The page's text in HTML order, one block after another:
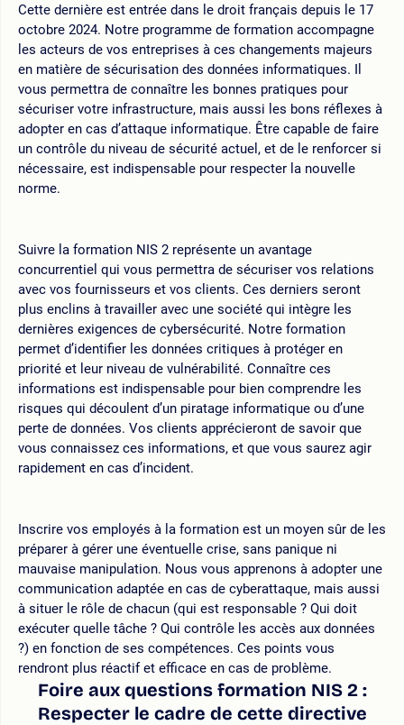
Cette dernière est entrée dans le droit français depuis le 17
octobre 2024. Notre programme de formation accompagne
les acteurs de vos entreprises à ces changements majeurs
en matière de sécurisation des données informatiques. Il
vous permettra de connaître les bonnes pratiques pour
sécuriser votre infrastructure, mais aussi les bons réflexes à
adopter en cas d’attaque informatique. Être capable de faire
un contrôle du niveau de sécurité actuel, et de le renforcer si
nécessaire, est indispensable pour respecter la nouvelle
norme.
Suivre la formation NIS 2 représente un avantage
concurrentiel qui vous permettra de sécuriser vos relations
avec vos fournisseurs et vos clients. Ces derniers seront
plus enclins à travailler avec une société qui intègre les
dernières exigences de cybersécurité. Notre formation
permet d’identifier les données critiques à protéger en
priorité et leur niveau de vulnérabilité. Connaître ces
informations est indispensable pour bien comprendre les
risques qui découlent d’un piratage informatique ou d’une
perte de données. Vos clients apprécieront de savoir que
vous connaissez ces informations, et que vous saurez agir
rapidement en cas d’incident.
Inscrire vos employés à la formation est un moyen sûr de les
préparer à gérer une éventuelle crise, sans panique ni
mauvaise manipulation. Nous vous apprenons à adopter une
communication adaptée en cas de cyberattaque, mais aussi
à situer le rôle de chacun (qui est responsable ? Qui doit
exécuter quelle tâche ? Qui contrôle les accès aux données
?) en fonction de ses compétences. Ces points vous
rendront plus réactif et efficace en cas de problème.
Foire aux questions formation NIS 2 :
Respecter le cadre de cette directive